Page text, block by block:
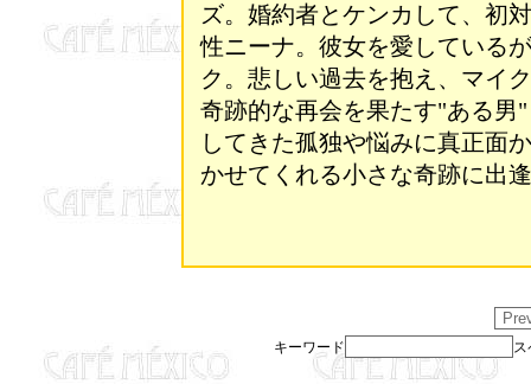
ズ。婚約者とケンカして、初
性ニーナ。彼女を愛している
ク。悲しい過去を抱え、マイ
奇跡的な再会を果たす"ある男
してきた孤独や悩みに真正面
かせてくれる小さな奇跡に出
キーワード